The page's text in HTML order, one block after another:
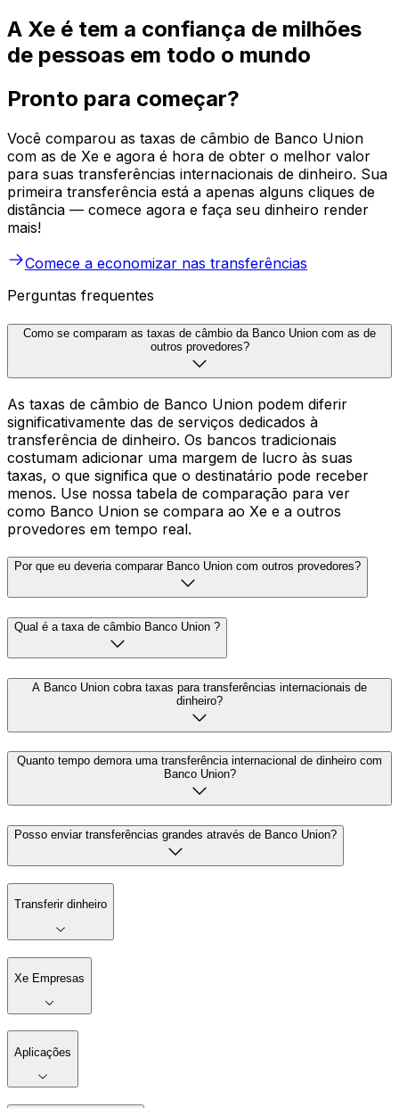
A Xe é tem a confiança de milhões
de pessoas em todo o mundo
Pronto para começar?
Você comparou as taxas de câmbio de Banco Union
com as de Xe e agora é hora de obter o melhor valor
para suas transferências internacionais de dinheiro. Sua
primeira transferência está a apenas alguns cliques de
distância — comece agora e faça seu dinheiro render
mais!
Comece a economizar nas transferências
Perguntas frequentes
Como se comparam as taxas de câmbio da Banco Union com as de
outros provedores?
As taxas de câmbio de Banco Union podem diferir
significativamente das de serviços dedicados à
transferência de dinheiro. Os bancos tradicionais
costumam adicionar uma margem de lucro às suas
taxas, o que significa que o destinatário pode receber
menos. Use nossa tabela de comparação para ver
como Banco Union se compara ao Xe e a outros
provedores em tempo real.
Por que eu deveria comparar Banco Union com outros provedores?
Qual é a taxa de câmbio Banco Union ?
A Banco Union cobra taxas para transferências internacionais de
dinheiro?
Quanto tempo demora uma transferência internacional de dinheiro com
Banco Union?
Posso enviar transferências grandes através de Banco Union?
Transferir dinheiro
Xe Empresas
Aplicações